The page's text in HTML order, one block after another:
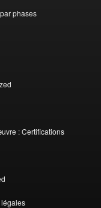
phases
: Certifications